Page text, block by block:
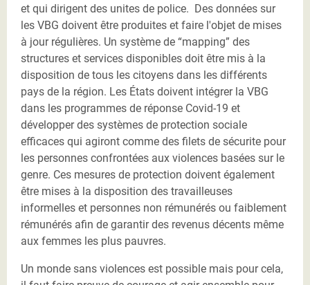
et qui dirigent des unites de police. Des données sur
les VBG doivent être produites et faire l'objet de mises
à jour régulières. Un système de “mapping” des
structures et services disponibles doit être mis à la
disposition de tous les citoyens dans les différents
pays de la région. Les États doivent intégrer la VBG
dans les programmes de réponse Covid-19 et
développer des systèmes de protection sociale
efficaces qui agiront comme des filets de sécurite pour
les personnes confrontées aux violences basées sur le
genre. Ces mesures de protection doivent également
être mises à la disposition des travailleuses
informelles et personnes non rémunérés ou faiblement
rémunérés afin de garantir des revenus décents même
aux femmes les plus pauvres.
Un monde sans violences est possible mais pour cela,